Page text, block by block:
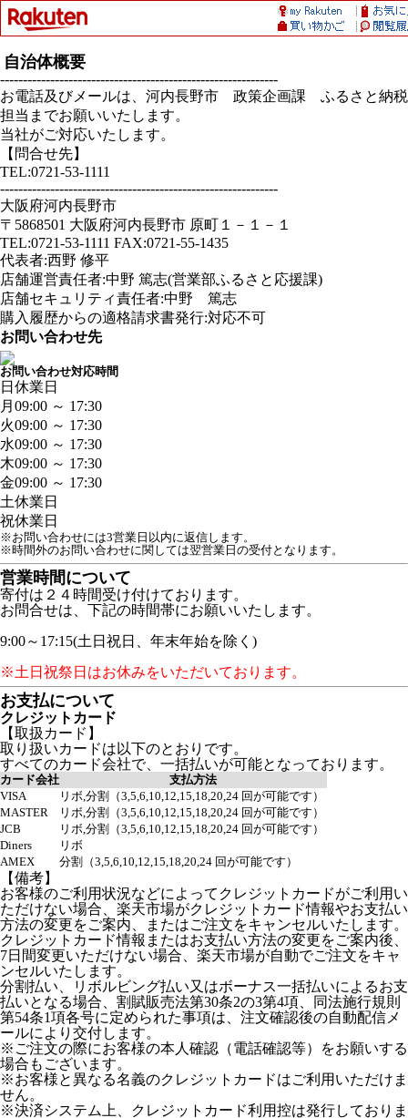
自治体概要
-------------------------------------------------------------
お電話及びメールは、河内長野市 政策企画課 ふるさと納税
担当までお願いいたします。
当社がご対応いたします。
【問合せ先】
TEL:0721-53-1111
-------------------------------------------------------------
大阪府河内長野市
〒5868501 大阪府河内長野市 原町１－１－１
TEL:0721-53-1111 FAX:0721-55-1435
代表者:西野 修平
店舗運営責任者:中野 篤志(営業部ふるさと応援課)
店舗セキュリティ責任者:中野 篤志
購入履歴からの適格請求書発行:対応不可
お問い合わせ先
お問い合わせ対応時間
日 休業日
月 09:00 ～ 17:30
火09:00 ～ 17:30
水09:00 ～ 17:30
木09:00 ～ 17:30
金09:00 ～ 17:30
土休業日
祝休業日
※お問い合わせには3営業日以内に返信します。
※時間外のお問い合わせに関しては翌営業日の受付となります。
営業時間について
寄付は２４時間受け付けております。
お問合せは、下記の時間帯にお願いいたします。
9:00～17:15(土日祝日、年末年始を除く)
※土日祝祭日はお休みをいただいております。
お支払について
クレジットカード
【取扱カード】
取り扱いカードは以下のとおりです。
すべてのカード会社で、一括払いが可能となっております。
カード会社
支払方法
VISA
リボ,分割（3,5,6,10,12,15,18,20,24 回が可能です）
MASTER
リボ,分割（3,5,6,10,12,15,18,20,24 回が可能です）
JCB
リボ,分割（3,5,6,10,12,15,18,20,24 回が可能です）
Diners
リボ
AMEX
分割（3,5,6,10,12,15,18,20,24 回が可能です）
【備考】
お客様のご利用状況などによってクレジットカードがご利用い
ただけない場合、楽天市場がクレジットカード情報やお支払い
方法の変更をご案内、またはご注文をキャンセルいたします。
クレジットカード情報またはお支払い方法の変更をご案内後、
7日間変更いただけない場合、楽天市場が自動でご注文をキャ
ンセルいたします。
分割払い、リボルビング払い又はボーナス一括払いによるお支
払いとなる場合、割賦販売法第30条2の3第4項、同法施行規則
第54条1項各号に定められた事項は、注文確認後の自動配信メ
ールにより交付します。
※ご注文の際にお客様の本人確認（電話確認等）をお願いする
場合もございます。
※お客様と異なる名義のクレジットカードはご利用いただけま
せん。
※決済システム上、クレジットカード利用控は発行しておりま